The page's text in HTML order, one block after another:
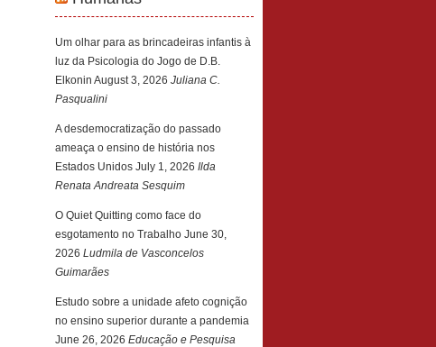
Um olhar para as brincadeiras infantis à
luz da Psicologia do Jogo de D.B.
Elkonin August 3, 2026 Juliana C.
Pasqualini
A desdemocratização do passado
ameaça o ensino de história nos
Estados Unidos July 1, 2026 Ilda
Renata Andreata Sesquim
O Quiet Quitting como face do
esgotamento no Trabalho June 30,
2026 Ludmila de Vasconcelos
Guimarães
Estudo sobre a unidade afeto cognição
no ensino superior durante a pandemia
June 26, 2026 Educação e Pesquisa